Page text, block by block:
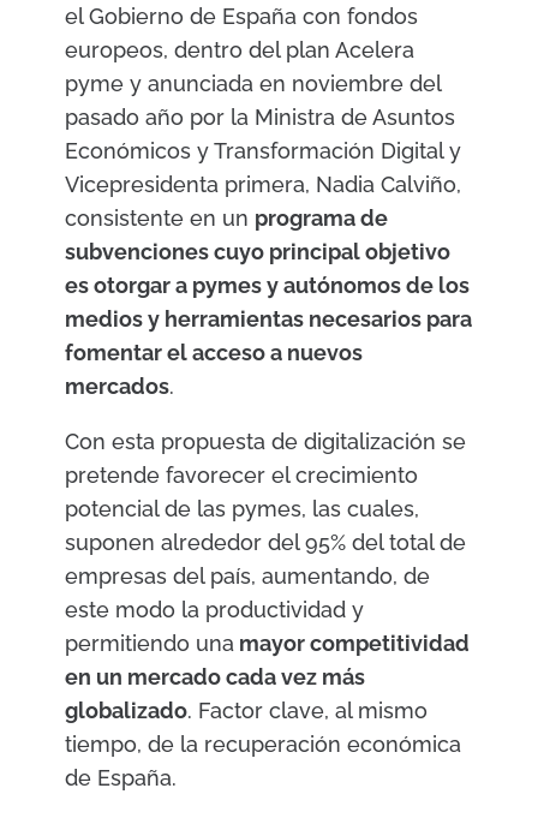
el Gobierno de España con fondos
europeos, dentro del plan Acelera
pyme y anunciada en noviembre del
pasado año por la Ministra de Asuntos
Económicos y Transformación Digital y
Vicepresidenta primera, Nadia Calviño,
consistente en un programa de
subvenciones cuyo principal objetivo
es otorgar a pymes y autónomos de los
medios y herramientas necesarios para
fomentar el acceso a nuevos
mercados.
Con esta propuesta de digitalización se
pretende favorecer el crecimiento
potencial de las pymes, las cuales,
suponen alrededor del 95% del total de
empresas del país, aumentando, de
este modo la productividad y
permitiendo una mayor competitividad
en un mercado cada vez más
globalizado. Factor clave, al mismo
tiempo, de la recuperación económica
de España.